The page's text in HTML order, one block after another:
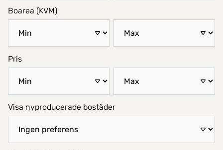
Boarea (KVM)
Pris
Visa nyproducerade bostäder